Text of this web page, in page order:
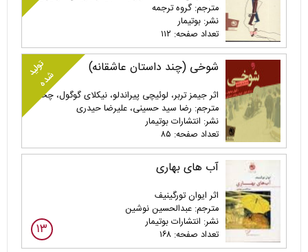
مترجم: گروه ترجمه
نشر: بوتیمار
تعداد صفحه: ۱۱۲
شوخی (چند داستان عاشقانه)
اثر جیمز تربر، لوئیچی پیراندلو، نیکلای گوگول، چخوف
مترجم: رضا سید حسینی، علیرضا حیدری
نشر: انتشارات بوتیمار
تعداد صفحه: ۸۵
تولید
شده
آب های بهاری
اثر ایوان تورگینیف
مترجم: عبدالحسین نوشین
نشر: انتشارات بوتیمار
تعداد صفحه: ۱۶۸
۱۳